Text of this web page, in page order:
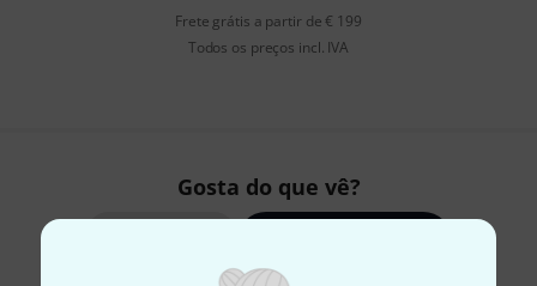
Frete grátis a partir de € 199
Todos os preços incl. IVA
Gosta do que vê?